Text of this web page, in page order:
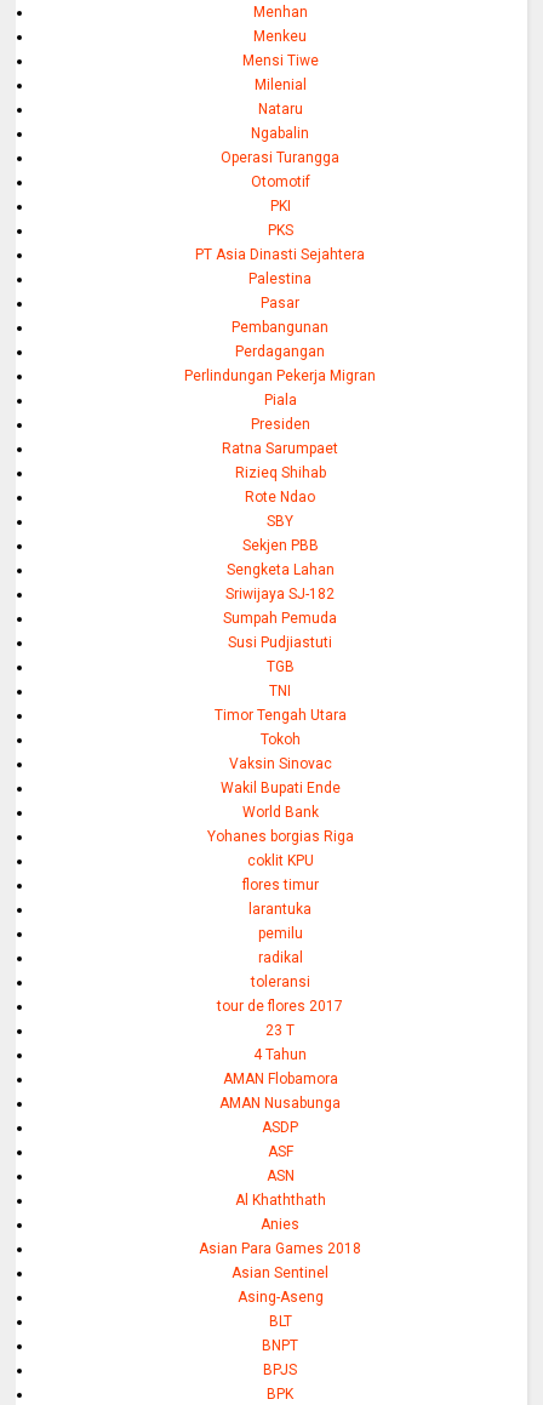
Menhan
Menkeu
Mensi Tiwe
Milenial
Nataru
Ngabalin
Operasi Turangga
Otomotif
PKI
PKS
PT Asia Dinasti Sejahtera
Palestina
Pasar
Pembangunan
Perdagangan
Perlindungan Pekerja Migran
Piala
Presiden
Ratna Sarumpaet
Rizieq Shihab
Rote Ndao
SBY
Sekjen PBB
Sengketa Lahan
Sriwijaya SJ-182
Sumpah Pemuda
Susi Pudjiastuti
TGB
TNI
Timor Tengah Utara
Tokoh
Vaksin Sinovac
Wakil Bupati Ende
World Bank
Yohanes borgias Riga
coklit KPU
flores timur
larantuka
pemilu
radikal
toleransi
tour de flores 2017
23 T
4 Tahun
AMAN Flobamora
AMAN Nusabunga
ASDP
ASF
ASN
Al Khaththath
Anies
Asian Para Games 2018
Asian Sentinel
Asing-Aseng
BLT
BNPT
BPJS
BPK